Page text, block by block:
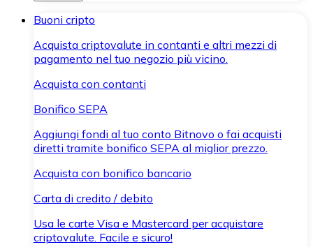
Buoni cripto
Acquista criptovalute in contanti e altri mezzi di
pagamento nel tuo negozio più vicino.
Acquista con contanti
Bonifico SEPA
Aggiungi fondi al tuo conto Bitnovo o fai acquisti
diretti tramite bonifico SEPA al miglior prezzo.
Acquista con bonifico bancario
Carta di credito / debito
Usa le carte Visa e Mastercard per acquistare
criptovalute. Facile e sicuro!